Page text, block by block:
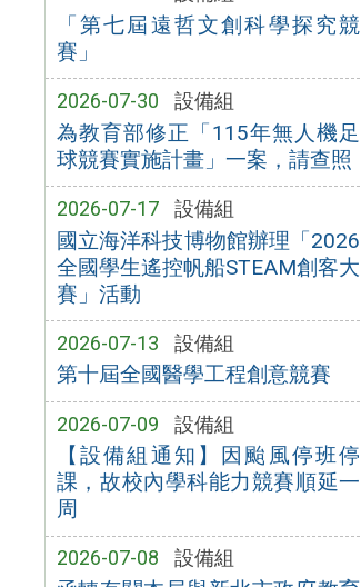
「第七屆遠哲文創科學探究競
賽」
2026-07-30 設備組
為教育部修正「115年無人機足
球競賽實施計畫」一案，請查照
2026-07-17 設備組
國立海洋科技博物館辦理「2026
全國學生遙控帆船STEAM創客大
賽」活動
2026-07-13 設備組
第十屆全國醫學工程創意競賽
2026-07-09 設備組
【設備組通知】因颱風停班停
課，故校內學科能力競賽順延一
周
2026-07-08 設備組